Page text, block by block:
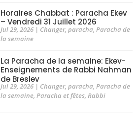
Horaires Chabbat : Paracha Ekev
– Vendredi 31 Juillet 2026
Jul 29, 2026| Changer, paracha, Paracha de
la semaine
La Paracha de la semaine: Ekev-
Enseignements de Rabbi Nahman
de Breslev
Jul 29, 2026| Changer, paracha, Paracha de
la semaine, Paracha et fêtes, Rabbi